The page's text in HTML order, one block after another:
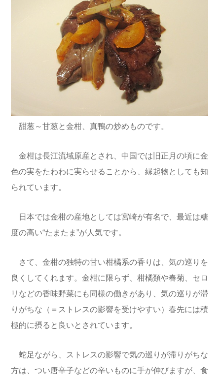
甜葱～甘葱と金柑、真鴨の炒めものです。
金柑は長江流域原産とされ、中国では旧正月の頃に金
色の実をたわわに実らせることから、 縁起物としても知
られています。
日本では金柑の産地としては宮崎が有名で、最近は糖
度の高い“たまたま”が人気です。
さて、金柑の独特の甘い柑橘系の香りは、気の巡りを
良くしてくれます。金柑に限らず、柑橘類や春菊、セロ
リなどの香味野菜にも同様の働きがあり、気の巡りが滞
りがちな（＝ストレスの影響を受けやすい）春先には積
極的に摂ると良いとされています。
蛇足ながら、ストレスの影響で気の巡りが滞りがちな
方は、つい唐辛子などの辛いものに手が伸びますが、食